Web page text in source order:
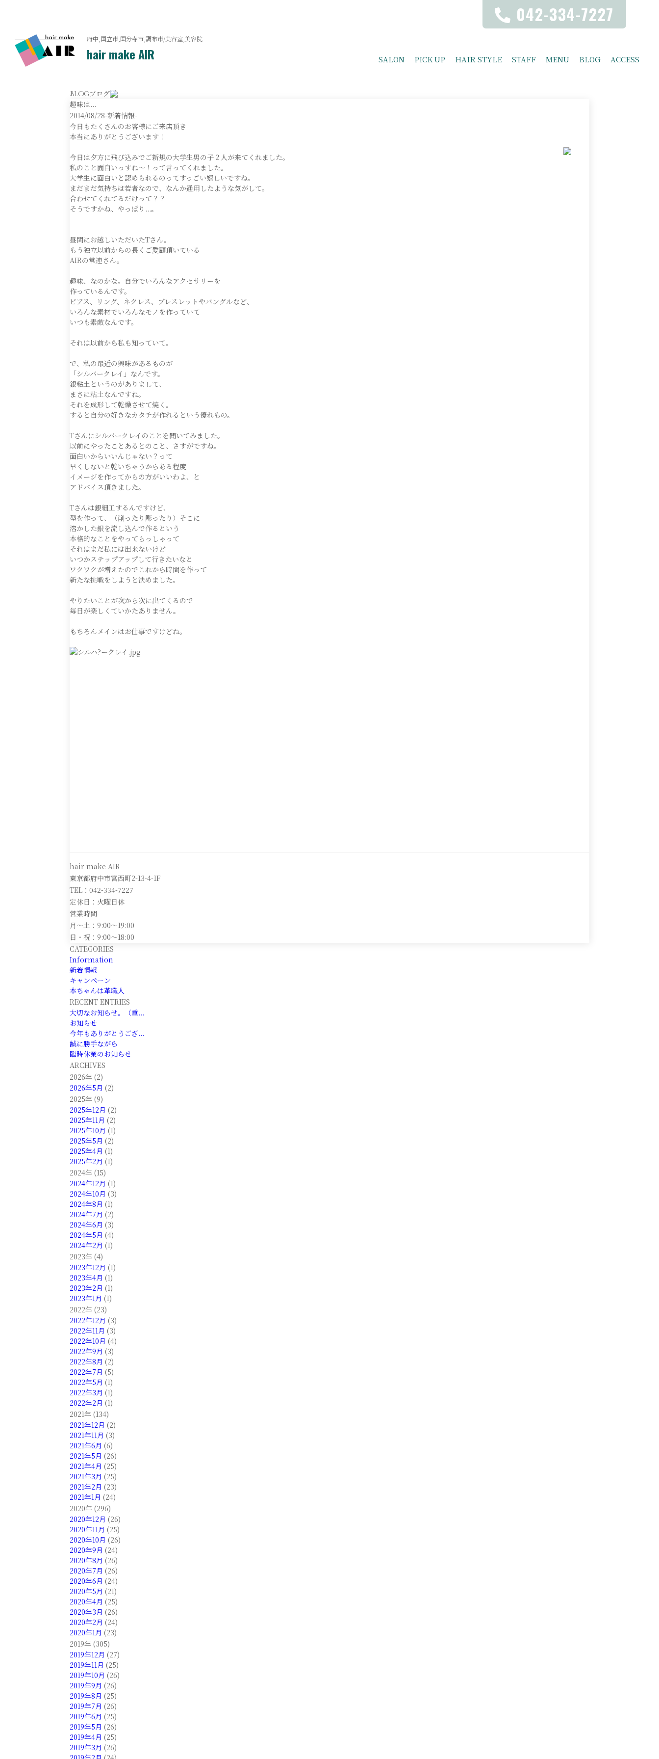
042-334-7227
府中,国立市,国分寺市,調布市/美容室,美容院
hair make AIR SALON PICK UP HAIR STYLE STAFF MENU BLOG ACCESS
Blogブログ
趣味は...
2014/08/28-新着情報-
今日もたくさんのお客様にご来店頂き
本当にありがとうございます！
今日は夕方に飛び込みでご新規の大学生男の子２人が来てくれました。
私のこと面白いっすね〜！って言ってくれました。
大学生に面白いと認められるのってすっごい嬉しいですね。
まだまだ気持ちは若者なので、なんか通用したような気がして。
合わせてくれてるだけって？？
そうですかね、やっぱり...。
昼間にお越しいただいたTさん。
もう独立以前からの長くご愛顧頂いている
AIRの常連さん。
趣味、なのかな。自分でいろんなアクセサリーを
作っているんです。
ピアス、リング、ネクレス、ブレスレットやバングルなど、
いろんな素材でいろんなモノを作っていて
いつも素敵なんです。
それは以前から私も知っていて。
で、私の最近の興味があるものが
「シルバークレイ」なんです。
銀粘土というのがありまして、
まさに粘土なんですね。
それを成形して乾燥させて焼く。
すると自分の好きなカタチが作れるという優れもの。
Tさんにシルバークレイのことを聞いてみました。
以前にやったことあるとのこと、さすがですね。
面白いからいいんじゃない？って
早くしないと乾いちゃうからある程度
イメージを作ってからの方がいいわよ、と
アドバイス頂きました。
Tさんは銀細工するんですけど、
型を作って、（削ったり彫ったり）そこに
溶かした銀を流し込んで作るという
本格的なことをやってらっしゃって
それはまだ私には出来ないけど
いつかステップアップして行きたいなと
ワクワクが増えたのでこれから時間を作って
新たな挑戦をしようと決めました。
やりたいことが次から次に出てくるので
毎日が楽しくていかたありません。
もちろんメインはお仕事ですけどね。
hair make AIR
東京都府中市宮西町2-13-4-1F
TEL：042-334-7227
定休日：火曜日休
営業時間
月～土：9:00～19:00
日・祝：9:00～18:00
CATEGORIES
Information
新着情報
キャンペーン
本ちゃんは革職人
RECENT ENTRIES
大切なお知らせ。（重...
お知らせ
今年もありがとうござ...
誠に勝手ながら
臨時休業のお知らせ
ARCHIVES
2026年 (2)
2026年5月 (2)
2025年 (9)
2025年12月 (2)
2025年11月 (2)
2025年10月 (1)
2025年5月 (2)
2025年4月 (1)
2025年2月 (1)
2024年 (15)
2024年12月 (1)
2024年10月 (3)
2024年8月 (1)
2024年7月 (2)
2024年6月 (3)
2024年5月 (4)
2024年2月 (1)
2023年 (4)
2023年12月 (1)
2023年4月 (1)
2023年2月 (1)
2023年1月 (1)
2022年 (23)
2022年12月 (3)
2022年11月 (3)
2022年10月 (4)
2022年9月 (3)
2022年8月 (2)
2022年7月 (5)
2022年5月 (1)
2022年3月 (1)
2022年2月 (1)
2021年 (134)
2021年12月 (2)
2021年11月 (3)
2021年6月 (6)
2021年5月 (26)
2021年4月 (25)
2021年3月 (25)
2021年2月 (23)
2021年1月 (24)
2020年 (296)
2020年12月 (26)
2020年11月 (25)
2020年10月 (26)
2020年9月 (24)
2020年8月 (26)
2020年7月 (26)
2020年6月 (24)
2020年5月 (21)
2020年4月 (25)
2020年3月 (26)
2020年2月 (24)
2020年1月 (23)
2019年 (305)
2019年12月 (27)
2019年11月 (25)
2019年10月 (26)
2019年9月 (26)
2019年8月 (25)
2019年7月 (26)
2019年6月 (25)
2019年5月 (26)
2019年4月 (25)
2019年3月 (26)